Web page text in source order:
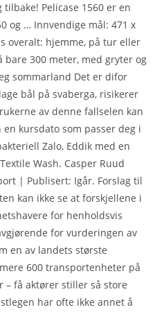
Pelicase 1560 er en
og … Innvendige mål: 471 x
overalt: hjemme, på tur eller
bare 300 meter, med gryter og
sommarland Det er difor
bål på svaberga, risikerer
av denne fallselen kan
kursdato som passer deg i
Zalo, Eddik med en
Wash. Casper Ruud
| Publisert: Igår. Forslag til
kan ikke se at forskjellene i
for henholdsvis
for vurderingen av
en av landets største
600 transportenheter på
– få aktører stiller så store
har ofte ikke annet å